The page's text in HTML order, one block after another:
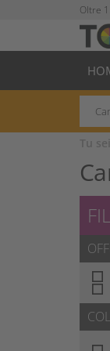
Oltre